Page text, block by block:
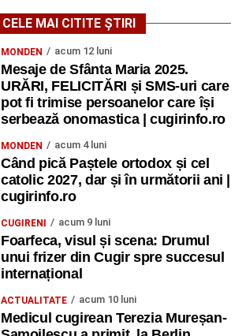
CELE MAI CITITE ȘTIRI
MONDEN acum 12 luni
Mesaje de Sfânta Maria 2025.
URĂRI, FELICITĂRI și SMS-uri care
pot fi trimise persoanelor care își
serbează onomastica | cugirinfo.ro
MONDEN acum 4 luni
Când pică Paștele ortodox și cel
catolic 2027, dar și în următorii ani |
cugirinfo.ro
CUGIRENI acum 9 luni
Foarfeca, visul și scena: Drumul
unui frizer din Cugir spre succesul
internațional
ACTUALITATE acum 10 luni
Medicul cugirean Terezia Mureșan-